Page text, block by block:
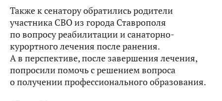
Также к сенатору обратились родители
участника СВО из города Ставрополя
по вопросу реабилитации и санаторно-
курортного лечения после ранения.
А в перспективе, после завершения лечения,
попросили помочь с решением вопроса
о получении профессионального образования.